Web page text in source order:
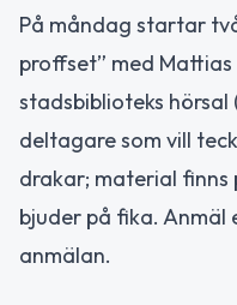
På måndag startar
proffset” med
stadsbiblioteks hörsal
deltagare som vill
drakar; material
bjuder på fika. Anmäl
anmälan.